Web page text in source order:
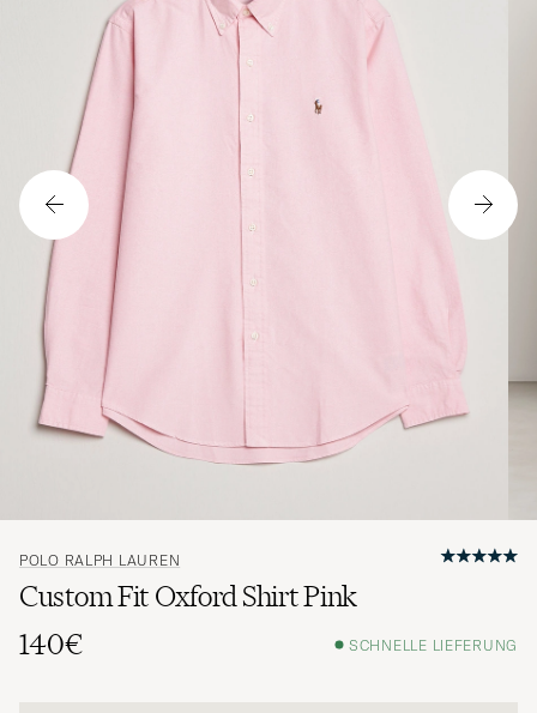
POLO RALPH LAUREN
Custom Fit Oxford Shirt Pink
140€
SCHNELLE LIEFERUNG